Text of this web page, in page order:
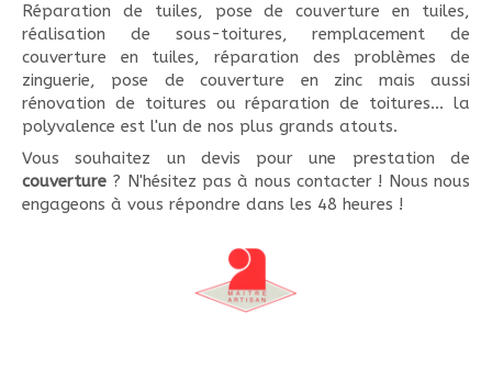
Réparation de tuiles, pose de couverture en tuiles,
réalisation de sous-toitures, remplacement de
couverture en tuiles, réparation des problèmes de
zinguerie, pose de couverture en zinc mais aussi
rénovation de toitures ou réparation de toitures... la
polyvalence est l'un de nos plus grands atouts.
Vous souhaitez un devis pour une prestation de
couverture ? N'hésitez pas à nous contacter ! Nous nous
engageons à vous répondre dans les 48 heures !